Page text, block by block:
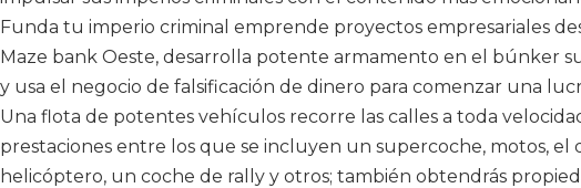
Funda tu imperio criminal emprende proyectos empresariales
Maze bank Oeste, desarrolla potente armamento en el búnker
y usa el negocio de falsificación de dinero para comenzar una
Una flota de potentes vehículos recorre las calles a toda
prestaciones entre los que se incluyen un supercoche, motos, el
helicóptero, un coche de rally y otros; también obtendrás